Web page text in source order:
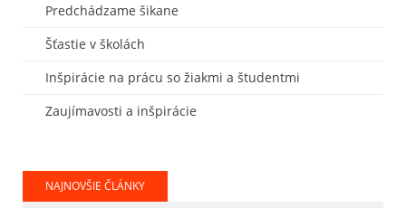
Predchádzame šikane
Šťastie v školách
Inšpirácie na prácu so žiakmi a študentmi
Zaujímavosti a inšpirácie
NAJNOVŠIE ČLÁNKY